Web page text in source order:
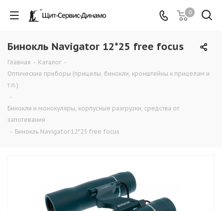
0
Бинокль Navigator 12*25 free focus
Главная - Каталог -
Оптические приборы (прицелы, бинокли, кронштейны к прицелам и
т.п.)
-
Бинокли и монокуляры, корпусные разгрузки, средства от
запотевания
- Бинокль Navigator 12*25 free focus